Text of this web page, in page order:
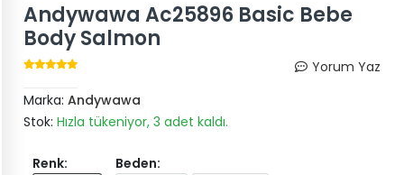
Andywawa Ac25896 Basic Bebe
Body Salmon
Yorum Yaz
Marka: Andywawa
Stok: Hızla tükeniyor, 3 adet kaldı.
Renk:
Beden: